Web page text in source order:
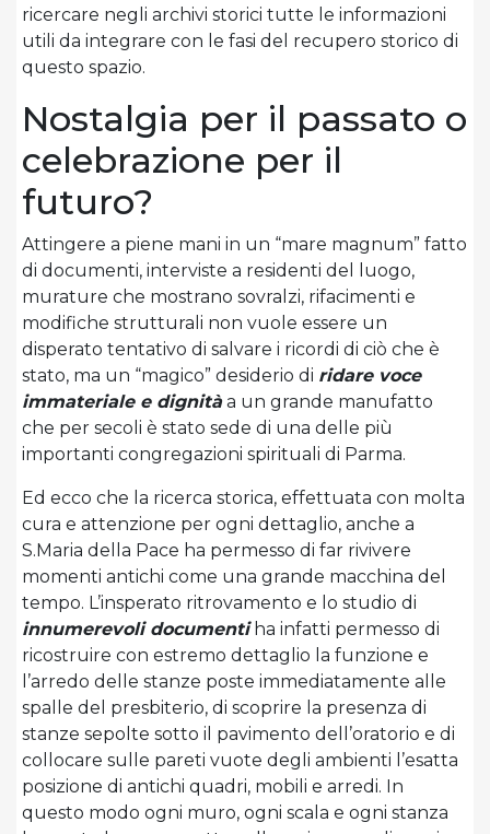
ricercare negli archivi storici tutte le informazioni
utili da integrare con le fasi del recupero storico di
questo spazio.
Nostalgia per il passato o
celebrazione per il
futuro?
Attingere a piene mani in un “mare magnum” fatto
di documenti, interviste a residenti del luogo,
murature che mostrano sovralzi, rifacimenti e
modifiche strutturali non vuole essere un
disperato tentativo di salvare i ricordi di ciò che è
stato, ma un “magico” desiderio di ridare voce
immateriale e dignità a un grande manufatto
che per secoli è stato sede di una delle più
importanti congregazioni spirituali di Parma.
Ed ecco che la ricerca storica, effettuata con molta
cura e attenzione per ogni dettaglio, anche a
S.Maria della Pace ha permesso di far rivivere
momenti antichi come una grande macchina del
tempo. L’insperato ritrovamento e lo studio di
innumerevoli documentiha infatti permesso di
ricostruire con estremo dettaglio la funzione e
l’arredo delle stanze poste immediatamente alle
spalle del presbiterio, di scoprire la presenza di
stanze sepolte sotto il pavimento dell’oratorio e di
collocare sulle pareti vuote degli ambienti l’esatta
posizione di antichi quadri, mobili e arredi. In
questo modo ogni muro, ogni scala e ogni stanza